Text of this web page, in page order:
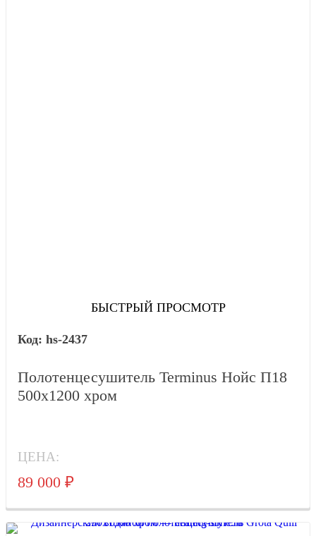
БЫСТРЫЙ ПРОСМОТР
hs-2437
Полотенцесушитель Terminus Нойс П18
500х1200 хром
ЦЕНА:
89 000 ₽